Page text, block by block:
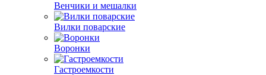
Венчики и мешалки
Вилки поварские
Воронки
Гастроемкости